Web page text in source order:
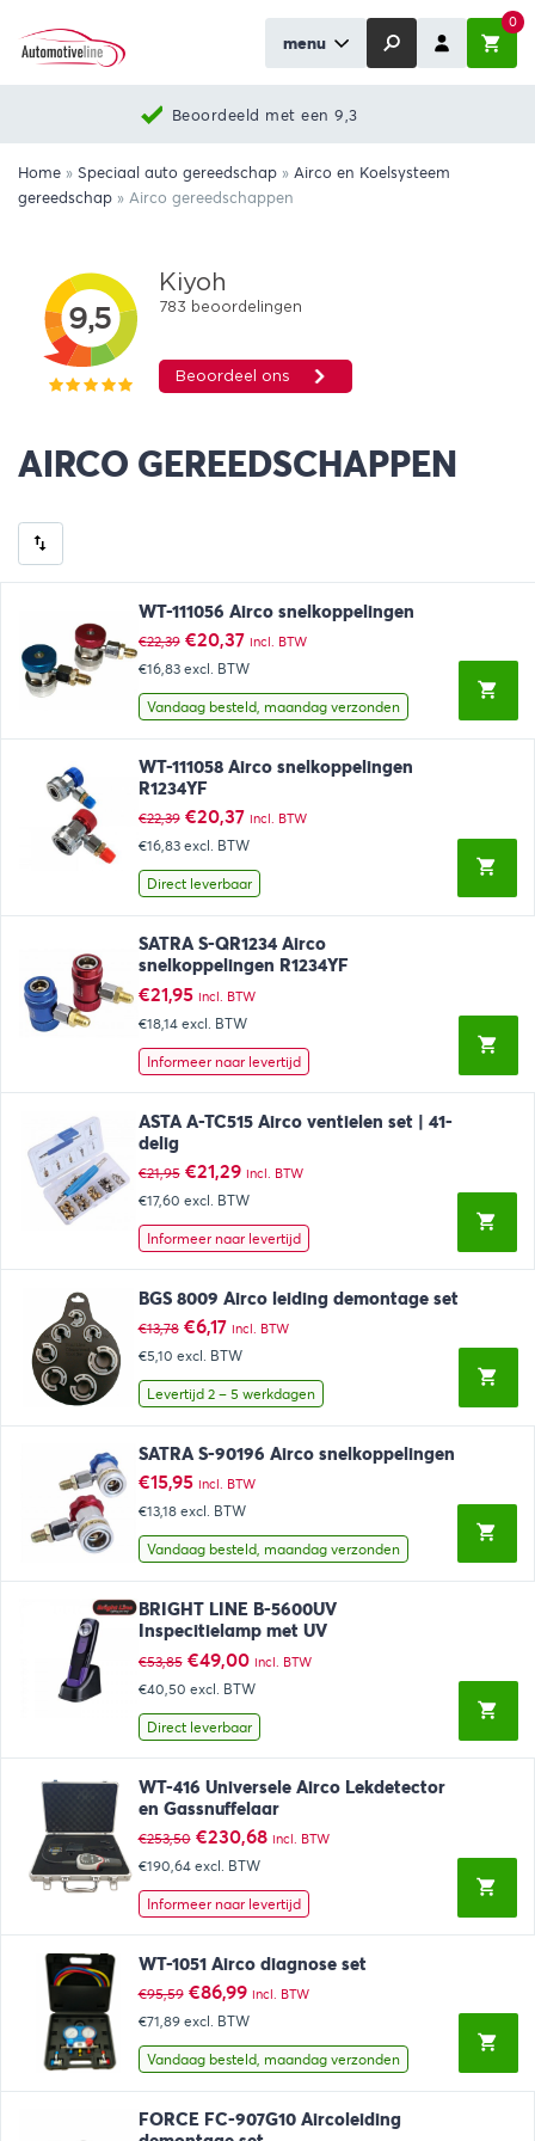
menu
0
Beoordeeld met een 9,3
Home » Speciaal auto gereedschap » Airco en Koelsysteem
gereedschap » Airco gereedschappen
AIRCO GEREEDSCHAPPEN
WT-111056 Airco snelkoppelingen
€22,39 Oorspronkelijke
prijs
was:
€22,39.
€20,37Huidige
prijs
is:
€20,37.
incl. BTW
€16,83 excl. BTW
Vandaag besteld, maandag verzonden
WT-111058 Airco snelkoppelingen
R1234YF
€22,39 Oorspronkelijke
prijs
was:
€22,39.
€20,37Huidige
prijs
is:
€20,37.
incl. BTW
€16,83 excl. BTW
Direct leverbaar
SATRA S-QR1234 Airco
snelkoppelingen R1234YF
€21,95 incl. BTW
€18,14 excl. BTW
Informeer naar levertijd
ASTA A-TC515 Airco ventielen set | 41-
delig
€21,95 Oorspronkelijke
prijs
was:
€21,95.
€21,29Huidige
prijs
is:
€21,29.
incl. BTW
€17,60 excl. BTW
Informeer naar levertijd
BGS 8009 Airco leiding demontage set
€13,78 Oorspronkelijke
prijs
was:
€13,78.
€6,17Huidige
prijs
is:
€6,17.
incl. BTW
€5,10 excl. BTW
Levertijd 2 – 5 werkdagen
SATRA S-90196 Airco snelkoppelingen
€15,95 incl. BTW
€13,18 excl. BTW
Vandaag besteld, maandag verzonden
BRIGHT LINE B-5600UV
Inspecitielamp met UV
€53,85 Oorspronkelijke
prijs
was:
€53,85.
€49,00Huidige
prijs
is:
€49,00.
incl. BTW
€40,50 excl. BTW
Direct leverbaar
WT-416 Universele Airco Lekdetector
en Gassnuffelaar
€253,50 Oorspronkelijke
prijs
was:
€253,50.
€230,68Huidige
€230,68.
incl. BTW
€190,64 excl. BTW
Informeer naar levertijd
WT-1051 Airco diagnose set
€95,59 Oorspronkelijke
prijs
was:
€95,59.
€86,99Huidige
prijs
is:
€86,99.
incl. BTW
€71,89 excl. BTW
Vandaag besteld, maandag verzonden
FORCE FC-907G10 Aircoleiding